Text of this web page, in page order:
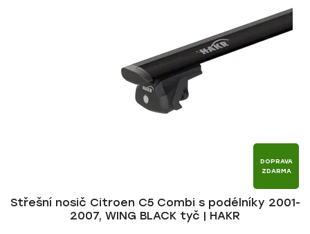
DOPRAVA
ZDARMA
Střešní nosič Citroen C5 Combi s podélníky 2001-
2007, WING BLACK tyč | HAKR